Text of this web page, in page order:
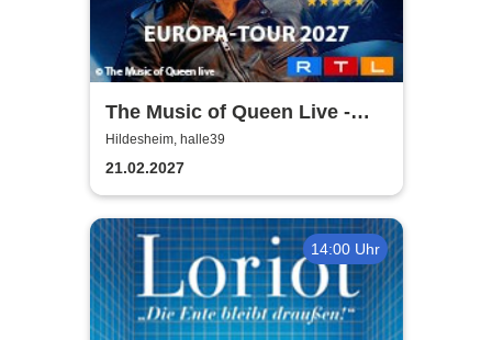
The Music of Queen Live -
Tour 2027
Hildesheim, halle39
21.02.2027
14:00 Uhr